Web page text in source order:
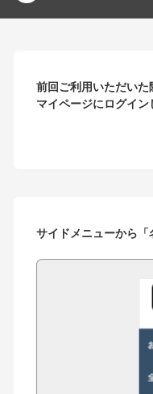
前回ご利用いただいた
マイページにログイン
サイドメニューから「